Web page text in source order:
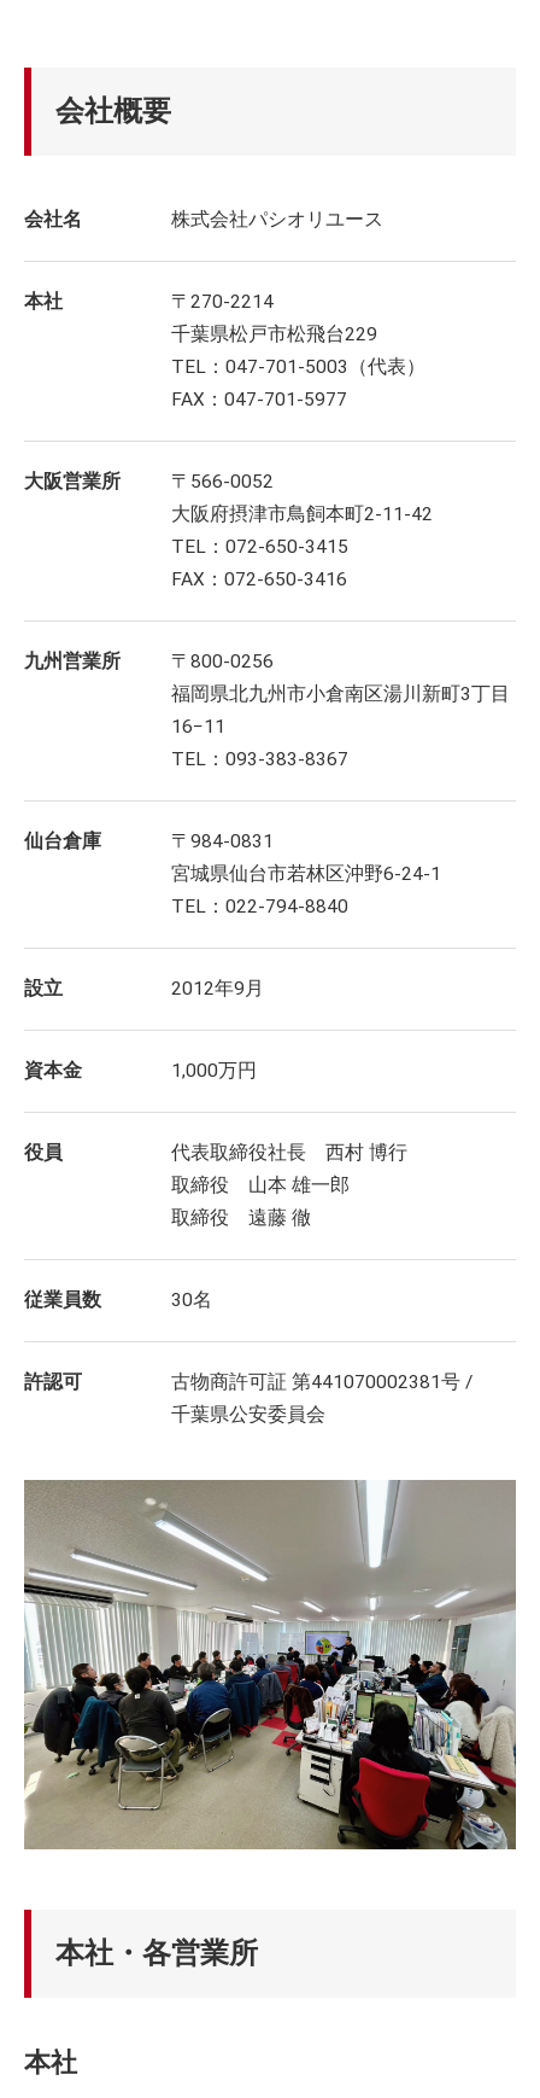
会社概要
会社名 株式会社パシオリユース
本社
〒270-2214
千葉県松戸市松飛台229
TEL：047-701-5003（代表）
FAX：047-701-5977
大阪営業所
〒566-0052
大阪府摂津市鳥飼本町2-11-42
TEL：072-650-3415
FAX：072-650-3416
九州営業所
〒800-0256
福岡県北九州市小倉南区湯川新町3丁目
16−11
TEL：093-383-8367
仙台倉庫
〒984-0831
宮城県仙台市若林区沖野6-24-1
TEL：022-794-8840
設立 2012年9月
資本金 1,000万円
役員
代表取締役社長 西村 博行
取締役 山本 雄一郎
取締役 遠藤 徹
従業員数 30名
許認可
古物商許可証 第441070002381号 /
千葉県公安委員会
本社・各営業所
本社